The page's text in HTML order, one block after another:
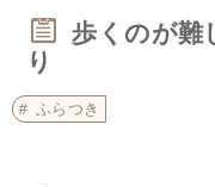
歩くのが難
り
ふらつき